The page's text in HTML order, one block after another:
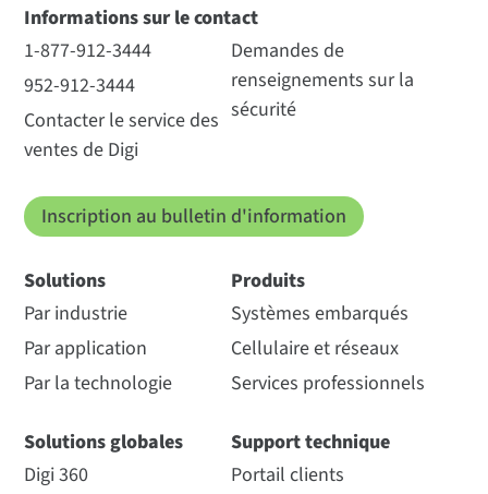
Informations sur le contact
1-877-912-3444
952-912-3444
Contacter le service des
ventes de Digi
Demandes de
renseignements sur la
sécurité
Inscription au bulletin d'information
Solutions
Par industrie
Par application
Par la technologie
Solutions globales
Digi 360
Produits
Systèmes embarqués
Cellulaire et réseaux
Services professionnels
Support technique
Portail clients